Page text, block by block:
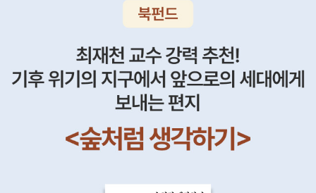
아봤답니다. 커다란 지구본을 빨리 구입해야할 듯 합니다. 지도 속에
없는 것 같은데 직접 다리가 올렸다 내렸다 하는 장면 꼭 보고 싶어요.
영화 속에서도 종종 나오는 멋진 장면...우리 아이 짝꿍이 영국에서 온
여자친구라서 그런지 요즘 아이가 영국에 관심이 많아요. 가장 좋아
하는 나라가 영국이랑 남극, 북극이라고 하네요.떼였다 붙였다 하는
국기 책이 있어서 각 나라의 국기를 다시 찾아보고 떼었다 다시 붙여
봤어요. 요즘엔 정말 기술이 좋네요. 스티커가 떼었다 붙였다 가능하